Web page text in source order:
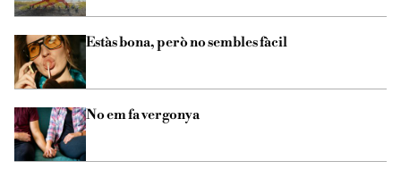
Estàs bona, però no sembles fàcil
No em fa vergonya